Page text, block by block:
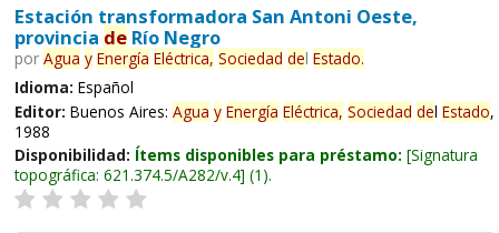
Estación transformadora San Antoni Oeste,
provincia deRío Negro
por Agua y Energía Eléctrica, Sociedad del Estado.
Idioma: Español
Editor: Buenos Aires: Agua y Energía Eléctrica, Sociedad del Estado,
1988
Disponibilidad: Ítems disponibles para préstamo: Signatura
topográfica: 621.374.5/A282/v.4 (1).